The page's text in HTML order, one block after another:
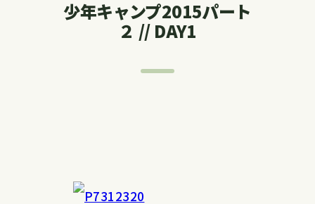
少年キャンプ2015パート
２ // DAY1